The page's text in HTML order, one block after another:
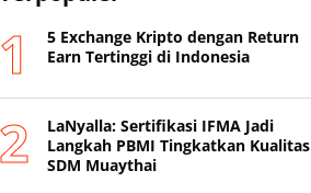
5 Exchange Kripto dengan Return
Earn Tertinggi di Indonesia
LaNyalla: Sertifikasi IFMA Jadi
Langkah PBMI Tingkatkan Kualitas
SDM Muaythai